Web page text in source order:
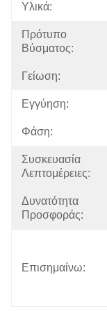
Υλικά:
Πρότυπο
Βύσματος:
Γείωση:
Εγγύηση:
Φάση:
Συσκευασία
Λεπτομέρειες:
Δυνατότητα
Προσφοράς:
Επισημαίνω: